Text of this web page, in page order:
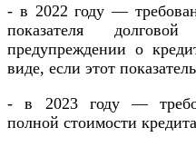
- в 2022 году —
показателя
предупреждении о
виде, если этот
- в 2023 году —
полной стоимости кредита